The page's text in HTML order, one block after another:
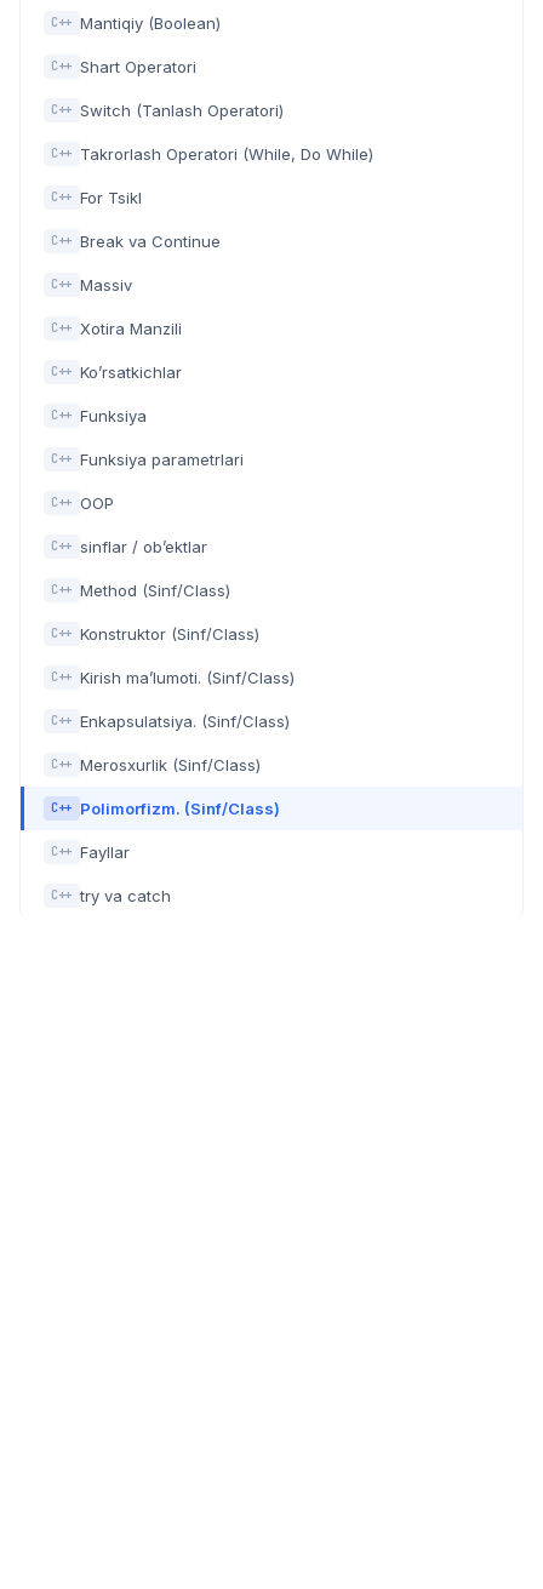
C++ Mantiqiy (Boolean)
C++ Shart Operatori
C++ Switch (Tanlash Operatori)
C++ Takrorlash Operatori (While, Do While)
C++ For Tsikl
C++ Break va Continue
C++ Massiv
C++ Xotira Manzili
C++ Ko’rsatkichlar
C++ Funksiya
C++ Funksiya parametrlari
C++ OOP
C++ sinflar / ob’ektlar
C++ Method (Sinf/Class)
C++ Konstruktor (Sinf/Class)
C++ Kirish ma’lumoti. (Sinf/Class)
C++ Enkapsulatsiya. (Sinf/Class)
C++ Merosxurlik (Sinf/Class)
C++ Polimorfizm. (Sinf/Class)
C++ Fayllar
C++ try va catch